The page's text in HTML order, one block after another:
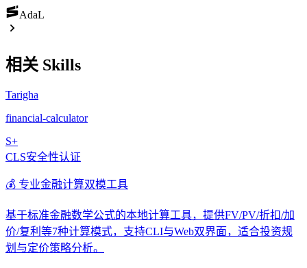
AdaL
相关 Skills
Tarigha
financial-calculator
S+
CLS安全性认证
💰 专业金融计算双模工具
基于标准金融数学公式的本地计算工具，提供FV/PV/折扣/加
价/复利等7种计算模式，支持CLI与Web双界面，适合投资规
划与定价策略分析。